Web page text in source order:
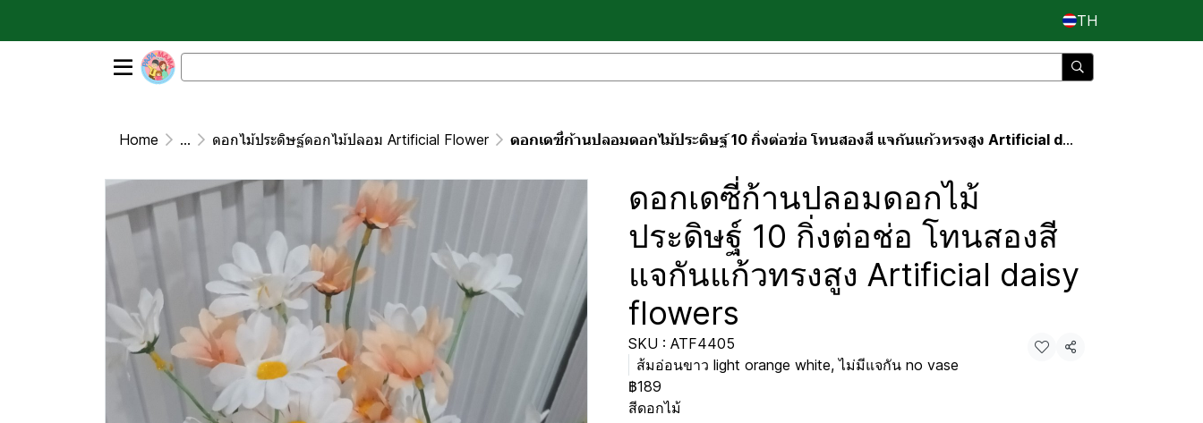
TH
Home ... ดอกไม้ประดิษฐ์ดอกไม้ปลอม Artificial Flower ดอกเดซี่ก้านปลอมดอกไม้ประดิษฐ์ 10 กิ่งต่อช่อ โทนสองสี แจกันแก้วทรงสูง Artificial daisy flowers
ดอกเดซี่ก้านปลอมดอกไม้
ประดิษฐ์ 10 กิ่งต่อช่อ โทนสองสี
แจกันแก้วทรงสูง Artificial daisy
flowers
SKU : ATF4405
ส้มอ่อนขาว light orange white, ไม่มีแจกัน no vase
แชร์
฿189
สีดอกไม้